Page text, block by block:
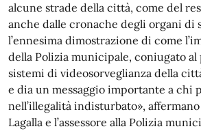
alcune strade della città, come del
anche dalle cronache degli organi di
l’ennesima dimostrazione di come
della Polizia municipale, coniugato
sistemi di videosorveglianza della
e dia un messaggio importante a chi
nell’illegalità indisturbato»,
Lagalla e l’assessore alla Polizia